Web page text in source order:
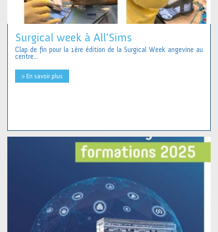
Surgical week à All’Sims
Clap de fin pour la 1ère édition de la Surgical Week angevine au
centre...
> En savoir plus